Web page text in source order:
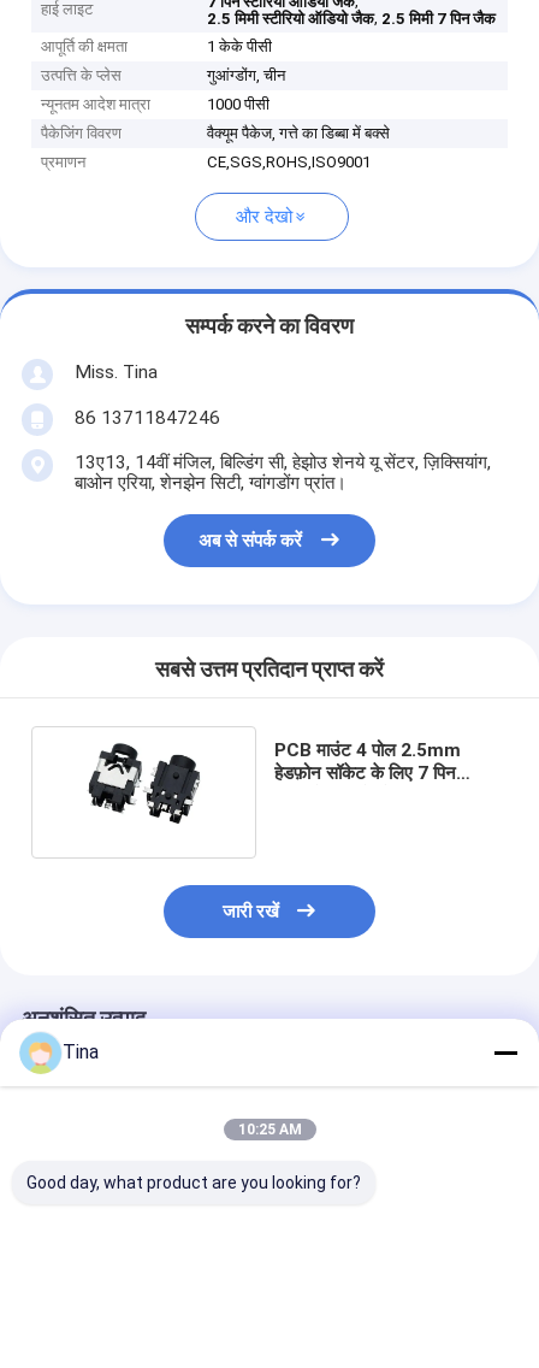
हाई लाइट
2.5 मिमी स्टीरियो ऑडियो जैक, 2.5 मिमी 7 पिन जैक
आपूर्ति की क्षमता
1 केके पीसी
उत्पत्ति के प्लेस
गुआंग्डोंग, चीन
न्यूनतम आदेश मात्रा
1000 पीसी
पैकेजिंग विवरण
वैक्यूम पैकेज, गत्ते का डिब्बा में बक्से
प्रमाणन
CE,SGS,ROHS,ISO9001
और देखो
सम्पर्क करने का विवरण
Miss. Tina
86 13711847246
13ए13, 14वीं मंजिल, बिल्डिंग सी, हेझोउ शेनये यू सेंटर, ज़िक्सियांग,
बाओन एरिया, शेनझेन सिटी, ग्वांगडोंग प्रांत।
अब से संपर्क करें
सबसे उत्तम प्रतिदान प्राप्त करें
PCB माउंट 4 पोल 2.5mm
हेडफ़ोन सॉकेट के लिए 7 पिन
जारी रखें
अनुशंसित उत्पाद
Tina
10:25 AM
Good day, what product are you looking for?